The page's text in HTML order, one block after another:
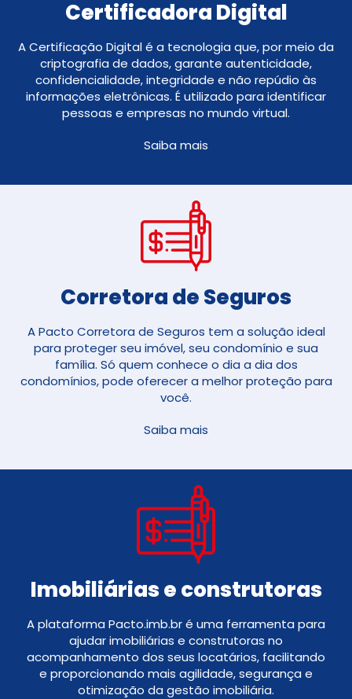
Certificadora Digital
A Certificação Digital é a tecnologia que, por meio da
criptografia de dados, garante autenticidade,
confidencialidade, integridade e não repúdio às
informações eletrônicas. É utilizado para identificar
pessoas e empresas no mundo virtual.
Saiba mais
Corretora de Seguros​
A Pacto Corretora de Seguros tem a solução ideal
para proteger seu imóvel, seu condomínio e sua
família. Só quem conhece o dia a dia dos
condomínios, pode oferecer a melhor proteção para
você.
Saiba mais
Imobiliárias e construtoras
A plataforma Pacto.imb.br é uma ferramenta para
ajudar imobiliárias e construtoras no
acompanhamento dos seus locatários, facilitando
e proporcionando mais agilidade, segurança e
otimização da gestão imobiliária.